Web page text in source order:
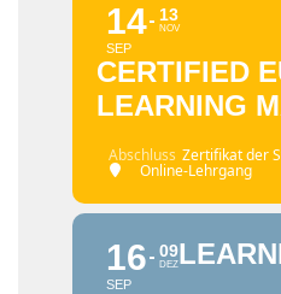
14
SEP
13
NOV
CERTIFIED
LEARNING
Abschluss Zertifikat der
Online-Lehrgang
16
SEP
09
DEZ